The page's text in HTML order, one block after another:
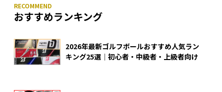
おすすめランキング
2026年最新ゴルフボールおすすめ人気ラン
キング25選｜初心者・中級者・上級者向け